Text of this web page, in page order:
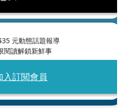
35 元動態話題報導
閱讀解鎖新鮮事
入訂閱會員